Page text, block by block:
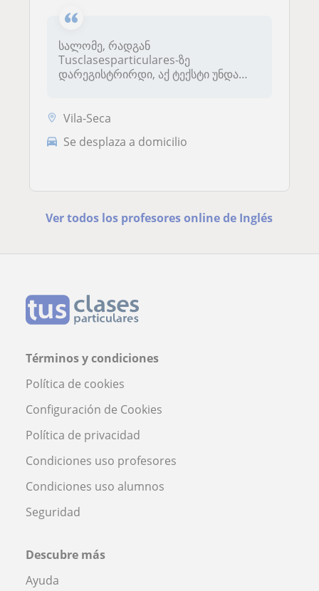
სალომე, რადგან
Tusclasesparticulares-ზე
დარეგისტრირდი, აქ ტექსტი უნდა
Vila-Seca
Se desplaza a domicilio
Ver todos los profesores online de Inglés
Términos y condiciones
Política de cookies
Configuración de Cookies
Política de privacidad
Condiciones uso profesores
Condiciones uso alumnos
Seguridad
Descubre más
Ayuda